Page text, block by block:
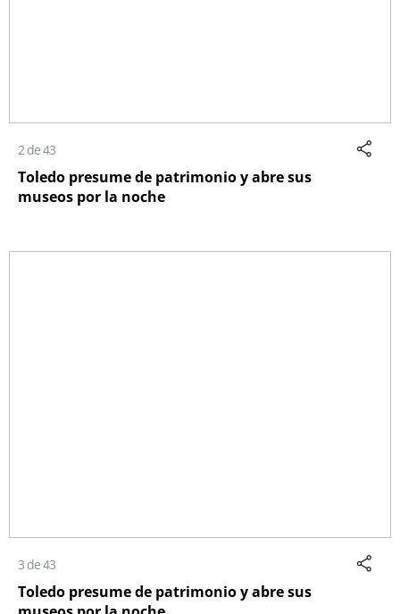
2 de 43
Toledo presume de patrimonio y abre sus
museos por la noche
3 de 43
Toledo presume de patrimonio y abre sus